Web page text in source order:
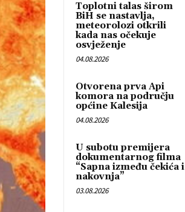
Toplotni talas širom
BiH se nastavlja,
meteorolozi otkrili
kada nas očekuje
osvježenje
04.08.2026
Otvorena prva Api
komora na području
općine Kalesija
04.08.2026
U subotu premijera
dokumentarnog filma
“Sapna između čekića i
nakovnja”
03.08.2026